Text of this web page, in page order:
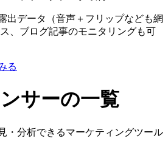
出データ（音声＋フリップなども網
、ブログ記事のモニタリングも可
る
サーの一覧
・分析できるマーケティングツール